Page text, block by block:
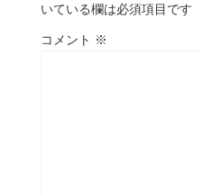
いている欄は必須項目です
コメント ※